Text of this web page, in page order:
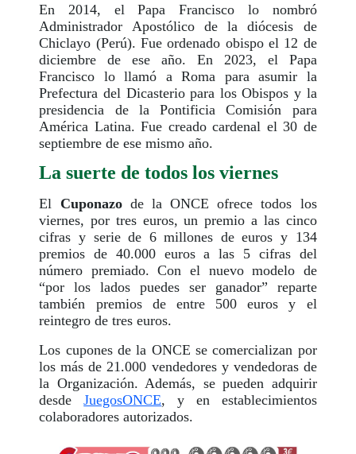
En 2014, el Papa Francisco lo nombró
Administrador Apostólico de la diócesis de
Chiclayo (Perú). Fue ordenado obispo el 12 de
diciembre de ese año. En 2023, el Papa
Francisco lo llamó a Roma para asumir la
Prefectura del Dicasterio para los Obispos y la
presidencia de la Pontificia Comisión para
América Latina. Fue creado cardenal el 30 de
septiembre de ese mismo año.
La suerte de todos los viernes
El Cuponazode la ONCE ofrece todos los
viernes, por tres euros, un premio a las cinco
cifras y serie de 6 millones de euros y 134
premios de 40.000 euros a las 5 cifras del
número premiado. Con el nuevo modelo de
“por los lados puedes ser ganador” reparte
también premios de entre 500 euros y el
reintegro de tres euros.
Los cupones de la ONCE se comercializan por
los más de 21.000 vendedores y vendedoras de
la Organización. Además, se pueden adquirir
desdeJuegosONCE, y en establecimientos
colaboradores autorizados.